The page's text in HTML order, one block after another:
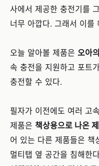
사에서 제공한 충전기를
너무 아깝다. 그래서 이를
오늘 알아볼 제품은 오아
속 충전을 지원하고 포트
충전할 수 있다.
필자가 이전에도 여러 고
제품은 책상용으로 나온
어 있는 다른 제품들은 책
멀티탭 옆 공간을 침해한